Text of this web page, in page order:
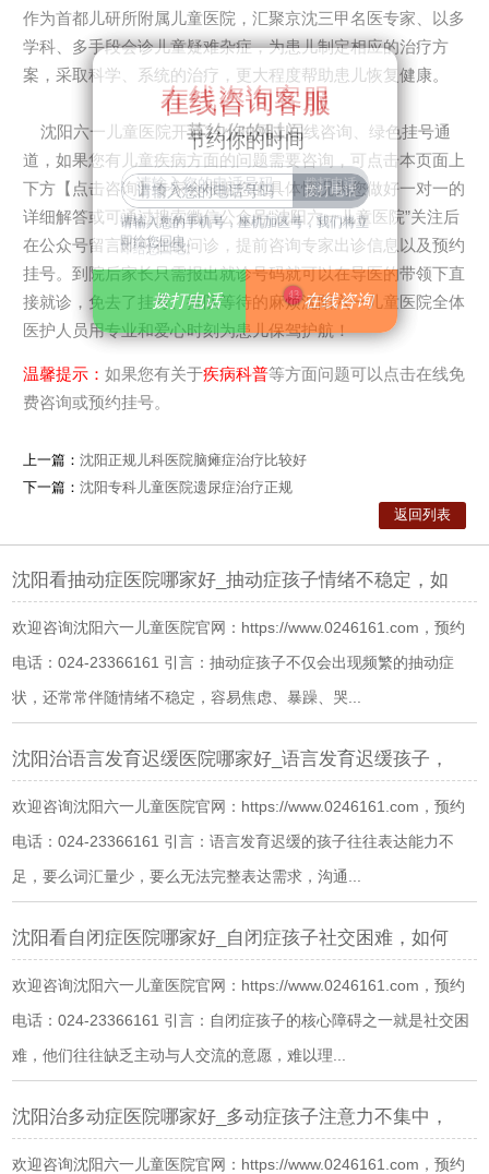
作为首都儿研所附属儿童医院，汇聚京沈三甲名医专家、以多
学科、多手段会诊儿童疑难杂症，为患儿制定相应的治疗方
案，采取科学、系统的治疗，更大程度帮助患儿恢复健康。
沈阳六一儿童医院开通24小时网上在线咨询、绿色挂号通
道，如果您有儿童疾病方面的问题需要咨询，可点击本页面上
下方【点击咨询】专家会根据您的具体情况为您做好一对一的
详细解答或可通过搜索微信公众号“沈阳六一儿童医院”关注后
在公众号留言即可在线问诊，提前咨询专家出诊信息以及预约
挂号。到院后家长只需报出就诊号码就可以在导医的带领下直
接就诊，免去了挂号、排队等待的麻烦沈阳六一儿童医院全体
医护人员用专业和爱心时刻为患儿保驾护航！
在线咨询客服
节约你的时间
请输入您的手机号，座机加区号，我们将立
即给您回电。
拨打电话 43 在线咨询
温馨提示： 如果您有关于疾病科普等方面问题可以点击在线免
费咨询或预约挂号。
上一篇： 沈阳正规儿科医院脑瘫症治疗比较好
下一篇： 沈阳专科儿童医院遗尿症治疗正规
返回列表
沈阳看抽动症医院哪家好_抽动症孩子情绪不稳定，如
欢迎咨询沈阳六一儿童医院官网：https://www.0246161.com，预约
电话：024-23366161 引言：抽动症孩子不仅会出现频繁的抽动症
状，还常常伴随情绪不稳定，容易焦虑、暴躁、哭...
沈阳治语言发育迟缓医院哪家好_语言发育迟缓孩子，
欢迎咨询沈阳六一儿童医院官网：https://www.0246161.com，预约
电话：024-23366161 引言：语言发育迟缓的孩子往往表达能力不
足，要么词汇量少，要么无法完整表达需求，沟通...
沈阳看自闭症医院哪家好_自闭症孩子社交困难，如何
欢迎咨询沈阳六一儿童医院官网：https://www.0246161.com，预约
电话：024-23366161 引言：自闭症孩子的核心障碍之一就是社交困
难，他们往往缺乏主动与人交流的意愿，难以理...
沈阳治多动症医院哪家好_多动症孩子注意力不集中，
欢迎咨询沈阳六一儿童医院官网：https://www.0246161.com，预约
在线咨询客服
节约你的时间
请输入您的手机号，座机加区号，我们将立
即给您回电。
拨打电话 在线咨询